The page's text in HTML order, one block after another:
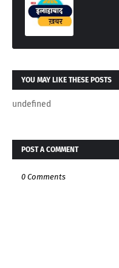
YOU MAY LIKE THESE POSTS
undefined
POST A COMMENT
0 Comments